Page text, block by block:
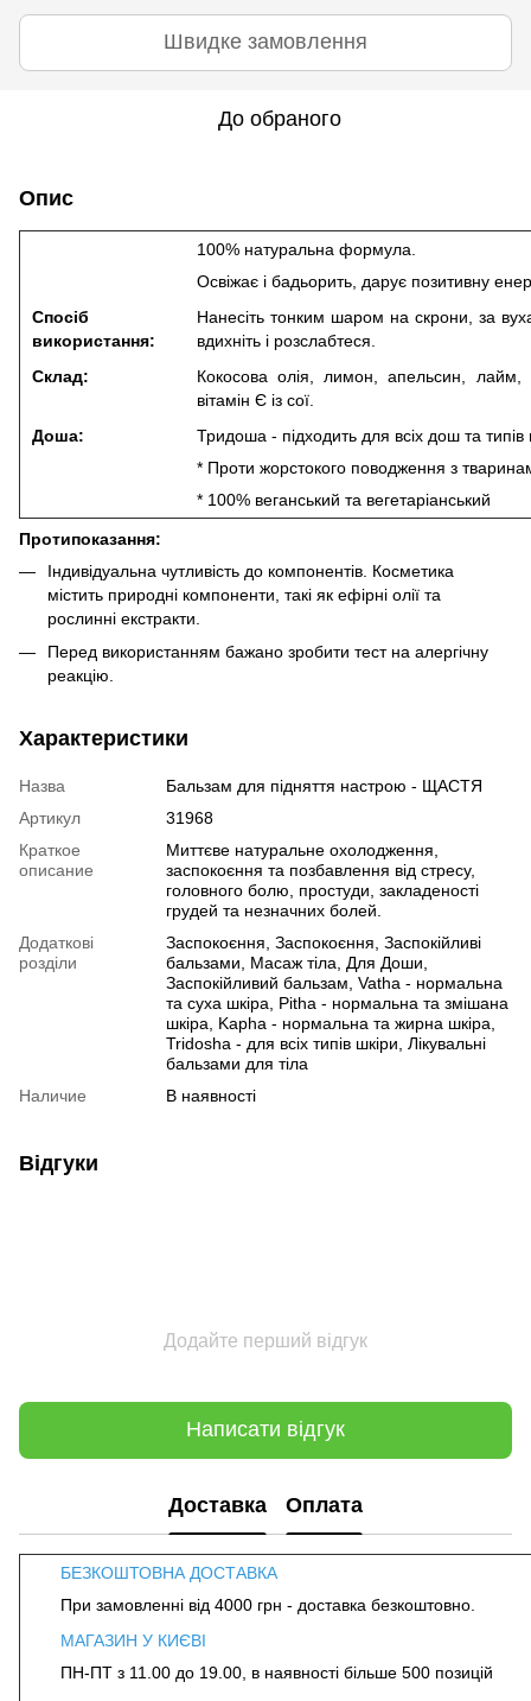
Швидке замовлення
До обраного
Опис
100% натуральна формула.
Освіжає і бадьорить, дарує позитивну
Спосіб
використання:
Нанесіть тонким шаром на скрони, за
вдихніть і розслабтеся.
Склад:
Кокосова олія, лимон, апельсин, лайм,
вітамін Є із сої.
Доша:
Тридоша - підходить для всіх дош та типів
* Проти жорстокого поводження з
* 100% веганський та вегетаріанський
Протипоказання:
Індивідуальна чутливість до компонентів. Косметика
містить природні компоненти, такі як ефірні олії та
рослинні екстракти.
Перед використанням бажано зробити тест на алергічну
реакцію.
Характеристики
Назва
Бальзам для підняття настрою - ЩАСТЯ
Артикул
31968
Краткое
описание
Миттєве натуральне охолодження,
заспокоєння та позбавлення від стресу,
головного болю, простуди, закладеності
грудей та незначних болей.
Додаткові
розділи
Заспокоєння, Заспокоєння, Заспокійливі
бальзами, Масаж тіла, Для Доши,
Заспокійливий бальзам, Vatha - нормальна
та суха шкіра, Pitha - нормальна та змішана
шкіра, Kapha - нормальна та жирна шкіра,
Tridosha - для всіх типів шкіри, Лікувальні
бальзами для тіла
Наличие
В наявності
Відгуки
Додайте перший відгук
Написати відгук
Доставка Оплата
БЕЗКОШТОВНА ДОСТАВКА
При замовленні від 4000 грн - доставка безкоштовно.
МАГАЗИН У КИЄВІ
ПН-ПТ з 11.00 до 19.00, в наявності більше 500 позицій